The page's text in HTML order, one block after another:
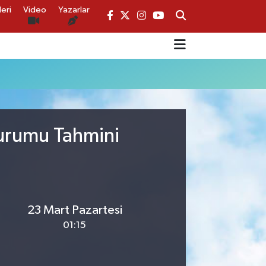
Video Yazarlar
Tahmini
23 Mart Pazartesi
01:15